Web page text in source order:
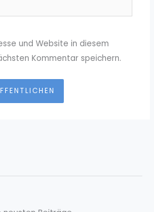
und Website in diesem
Kommentar speichern.